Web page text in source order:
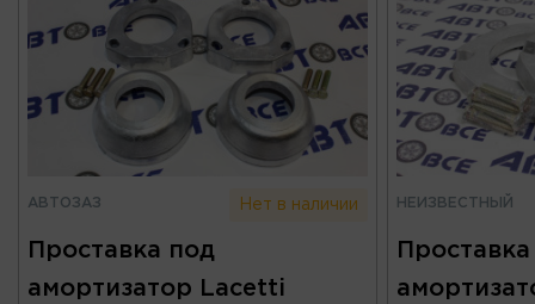
АВТОЗАЗ Нет в наличии
Проставка под
амортизатор Lacetti
НЕИЗВЕСТНЫЙ